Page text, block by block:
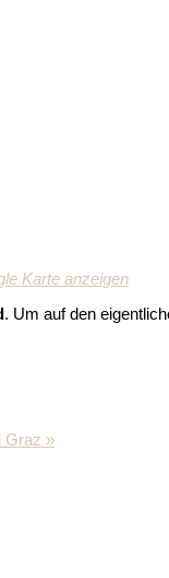
Karte anzeigen
. Um auf den
Graz »